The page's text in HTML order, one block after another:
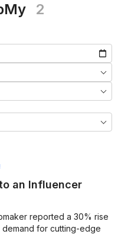
2
an Influencer
reported a 30% rise
demand for cutting-edge